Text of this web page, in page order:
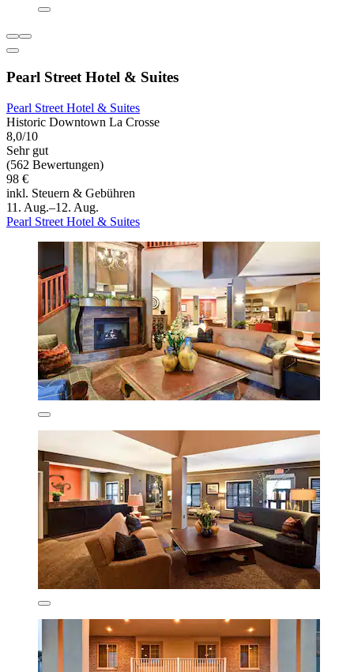
Pearl Street Hotel & Suites
Pearl Street Hotel & Suites
Historic Downtown La Crosse
8,0/10
Sehr gut
(562 Bewertungen)
98 €
inkl. Steuern & Gebühren
11. Aug.–12. Aug.
Pearl Street Hotel & Suites